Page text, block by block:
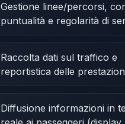
Gestione linee/percorsi,
puntualità e regolarità di
Raccolta dati sul traffico e
reportistica delle
Diffusione informazioni in